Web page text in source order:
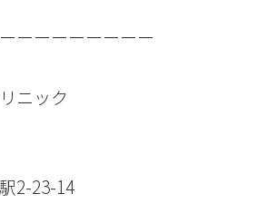
ーーーーーーーー
ニック
2-23-14